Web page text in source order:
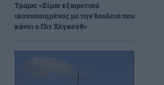
Τραμπ: «Είμαι εξαιρετικά
ικανοποιημένος με την δουλειά που
κάνει ο Πιτ Χέγκσεθ»